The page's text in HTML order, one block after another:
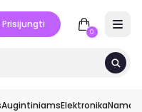
Prisijungti
0
AugintiniamsElektronikaNamai